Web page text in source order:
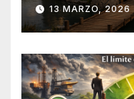
13 MARZO, 2026